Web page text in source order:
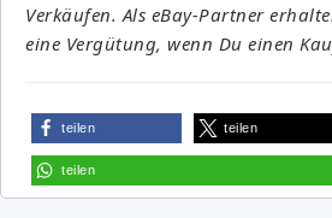
Verkäufen. Als eBay-Partner
eine Vergütung, wenn Du einen
teilen teilen
teilen